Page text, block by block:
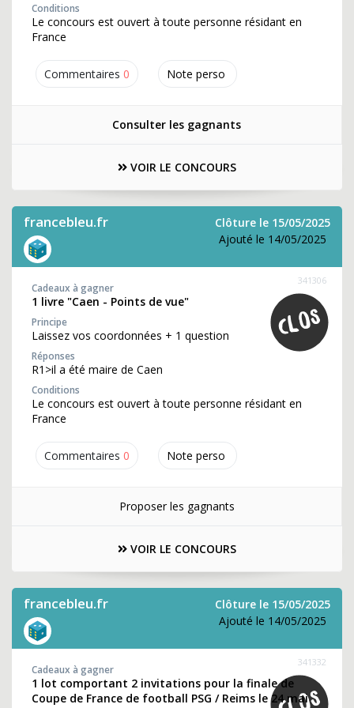
Commentaires 0 Note perso
Conditions
Le concours est ouvert à toute personne résidant en
France
Consulter les gagnants
VOIR LE CONCOURS
francebleu.fr
Clôture le 15/05/2025
Ajouté le 14/05/2025
Commentaires 0 Note perso
341306
Cadeaux à gagner
1 livre "Caen - Points de vue"
Principe
Laissez vos coordonnées + 1 question
Réponses
R1>il a été maire de Caen
Conditions
Le concours est ouvert à toute personne résidant en
France
Proposer les gagnants
VOIR LE CONCOURS
francebleu.fr
Clôture le 15/05/2025
Ajouté le 14/05/2025
341332
Cadeaux à gagner
1 lot comportant 2 invitations pour la finale de
Coupe de France de football PSG / Reims le 24 mai